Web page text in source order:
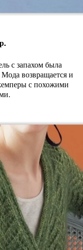
с запахом была
возвращается и
с похожими